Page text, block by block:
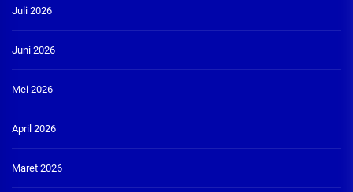
Juli 2026
Juni 2026
Mei 2026
April 2026
Maret 2026